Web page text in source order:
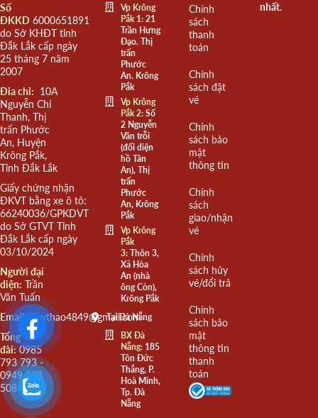
Số
ĐKKD 6000651891
do Sở KHĐT tỉnh
Đắk Lắk cấp ngày
25 tháng 7 năm
2007
Đia chỉ: 10A
Nguyễn Chí
Thanh, Thị
trấn Phước
An, Huyện
Krông Pắk,
Tỉnh Đắk Lắk
Giấy chứng nhận
ĐKVT bằng xe ô tô:
66240036/GPKDVT
do Sở GTVT Tỉnh
Đắk Lắk cấp ngày
03/10/2024
Người đại
diện: Trần
Văn Tuấn
Email: quythao4849@gmail.com
Tổng
đài:0985
793 793 -
0949 508
508
Vp Krông
Pắk 1:21
Trần Hưng
Đạo. Thị
trấn
Phước
An. Krông
Pắk
Vp Krông
Pắk 2:Số
2 Nguyễn
Văn trỗi
(đối diện
hồ Tân
An), Thị
trấn
Phước
An, Krông
Pắk
Vp Krông
Pắk
3:Thôn 3,
Xã Hòa
An (nhà
ông Còn),
Krông Pắk
Tại Đà Nẵng
BX Đà
Nẵng:185
Tôn Đức
Thắng, P.
Hoà Minh,
Tp. Đà
Nẵng
Chính
sách
thanh
toán
Chính
sách đặt
vé
Chính
sách bảo
mật
thông tin
Chính
sách
giao/nhận
vé
Chính
sách hủy
vé/đổi trả
Chính
sách bảo
mật
thông tin
thanh
toán
nhất.